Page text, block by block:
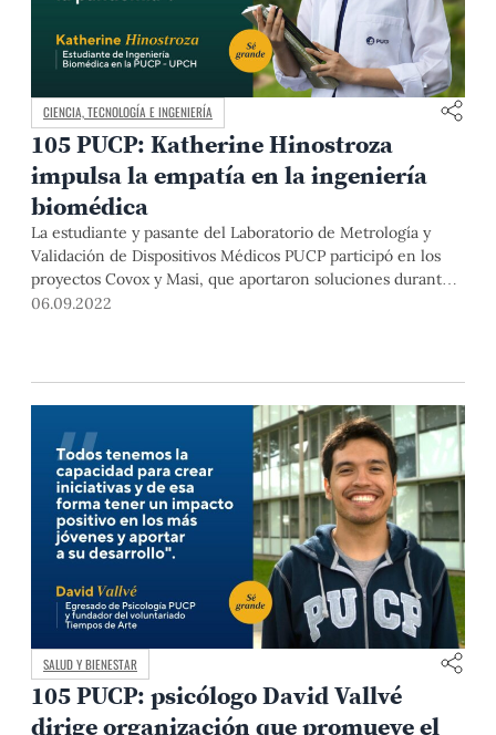
CIENCIA, TECNOLOGÍA E INGENIERÍA
105 PUCP: Katherine Hinostroza
impulsa la empatía en la ingeniería
biomédica
La estudiante y pasante del Laboratorio de Metrología y
Validación de Dispositivos Médicos PUCP participó en los
proyectos Covox y Masi, que aportaron soluciones durante
la pandemia. Hinostroza es una firme creyente de la
06.09.2022
SALUD Y BIENESTAR
105 PUCP: psicólogo David Vallvé
dirige organización que promueve el